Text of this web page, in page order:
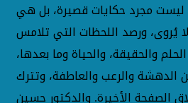
ليست مجرد حكايات قصيرة، بل هي
يُروى، ورصد اللحظات التي تلامس
والحقيقة، والحياة وما بعدها،
الدهشة والرعب والعاطفة، وتترك
الصفحة الأخيرة. والدكتور حسين